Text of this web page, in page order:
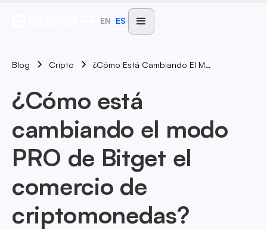
EN ES
Blog Cripto ¿Cómo Está Cambiando El Modo PRO De Bitget El Comercio De Criptomonedas?
¿Cómo está
cambiando el modo
PRO de Bitget el
comercio de
criptomonedas?